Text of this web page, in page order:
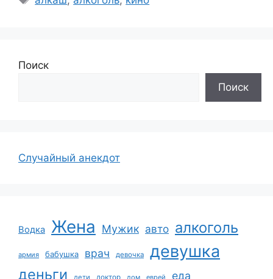
Поиск
Поиск
Случайный анекдот
Водка Жена Мужик авто алкоголь
армия бабушка врач девочка девушка
деньги дети доктор дом еврей еда